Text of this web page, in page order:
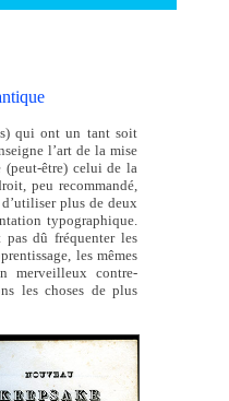
qui ont un tant soit
l’art de la mise
être) celui de la
peu recommandé,
d’utiliser plus de deux
typographique.
pas dû fréquenter les
les mêmes
merveilleux contre-
les choses de plus